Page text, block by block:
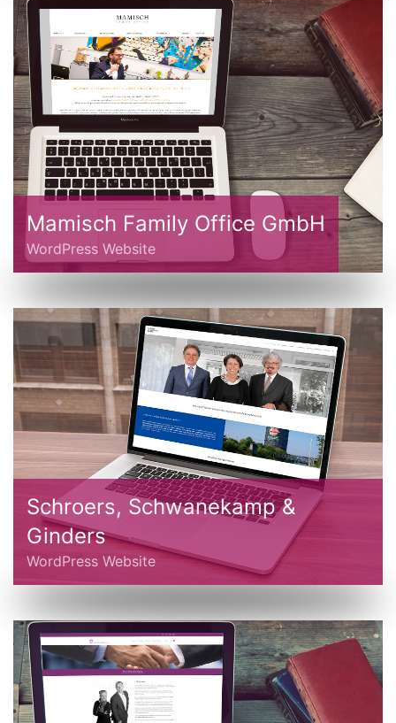
Mamisch Family Office GmbH
WordPress Website
Schroers, Schwanekamp &
Ginders
WordPress Website